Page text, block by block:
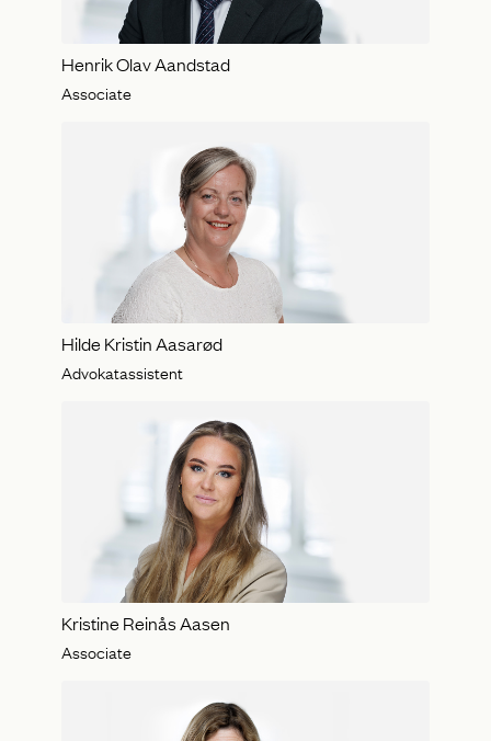
Henrik Olav Aandstad
Associate
Hilde Kristin Aasarød
Advokatassistent
Kristine Reinås Aasen
Associate